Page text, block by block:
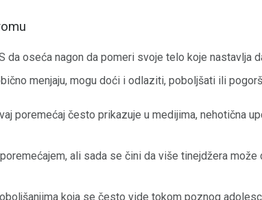
da oseća nagon da pomeri svoje telo koje nastavlja
menjaju, mogu doći i odlaziti, poboljšati ili
poremećaj često prikazuje u medijima, nehotična
ali sada se čini da više tinejdžera
koja se često vide tokom poznog